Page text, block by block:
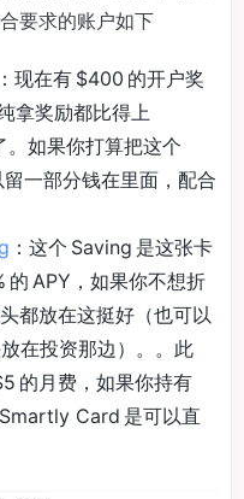
要求的账户如下
：现在有 $400 的开户奖
拿奖励都比得上
如果你打算把这个
一部分钱在里面，配合
：这个 Saving 是这张卡
的 APY，如果你不想折
都放在这挺好（也可以
在投资那边）。。此
的月费，如果你持有
Card 是可以直